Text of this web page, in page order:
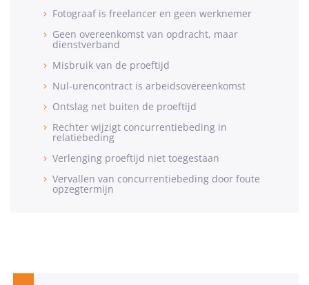
Fotograaf is freelancer en geen werknemer
Geen overeenkomst van opdracht, maar
dienstverband
Misbruik van de proeftijd
Nul-urencontract is arbeidsovereenkomst
Ontslag net buiten de proeftijd
Rechter wijzigt concurrentiebeding in
relatiebeding
Verlenging proeftijd niet toegestaan
Vervallen van concurrentiebeding door foute
opzegtermijn